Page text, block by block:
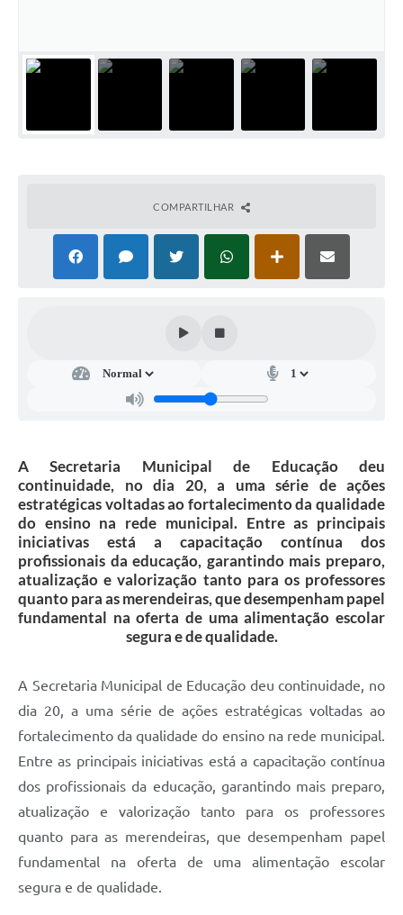
A Nossa Cidade
Notícias
Galeria de Vídeos
Contas Públicas
Legislação
Links
Serviços Online
Diário Oficial
Emprega
COMPARTILHAR
A Secretaria Municipal de Educação deu
continuidade, no dia 20, a uma série de ações
estratégicas voltadas ao fortalecimento da qualidade
do ensino na rede municipal. Entre as principais
iniciativas está a capacitação contínua dos
profissionais da educação, garantindo mais preparo,
atualização e valorização tanto para os professores
quanto para as merendeiras, que desempenham papel
fundamental na oferta de uma alimentação escolar
segura e de qualidade.
A Secretaria Municipal de Educação deu continuidade, no
dia 20, a uma série de ações estratégicas voltadas ao
fortalecimento da qualidade do ensino na rede municipal.
Entre as principais iniciativas está a capacitação contínua
dos profissionais da educação, garantindo mais preparo,
atualização e valorização tanto para os professores
quanto para as merendeiras, que desempenham papel
fundamental na oferta de uma alimentação escolar
segura e de qualidade.